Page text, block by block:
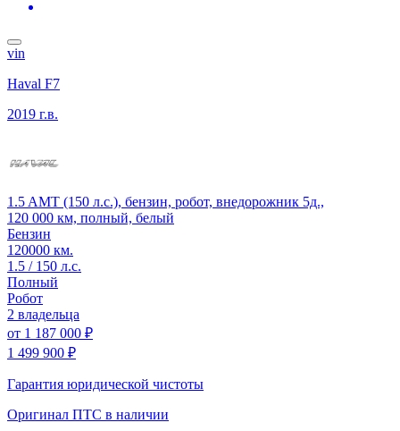
vin
Haval F7
2019 г.в.
1.5 AMT (150 л.с.), бензин, робот, внедорожник 5д.,
120 000 км, полный, белый
Бензин
120000 км.
1.5 / 150 л.с.
Полный
Робот
2 владельца
от 1 187 000 ₽
1 499 900 ₽
Гарантия юридической чистоты
Оригинал ПТС в наличии